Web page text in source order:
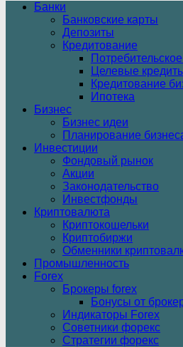
Банки
Банковские карты
Депозиты
Кредитование
Целевые
Кредитование
Ипотека
Бизнес
Бизнес идеи
Планирование
Инвестиции
Фондовый рынок
Акции
Законодательство
Инвестфонды
Криптовалюта
Криптокошельки
Криптобиржи
Обменники
Промышленность
Forex
Брокеры forex
Бонусы от
Индикаторы Forex
Советники форекс
Стратегии форекс